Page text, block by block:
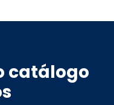
catálogo